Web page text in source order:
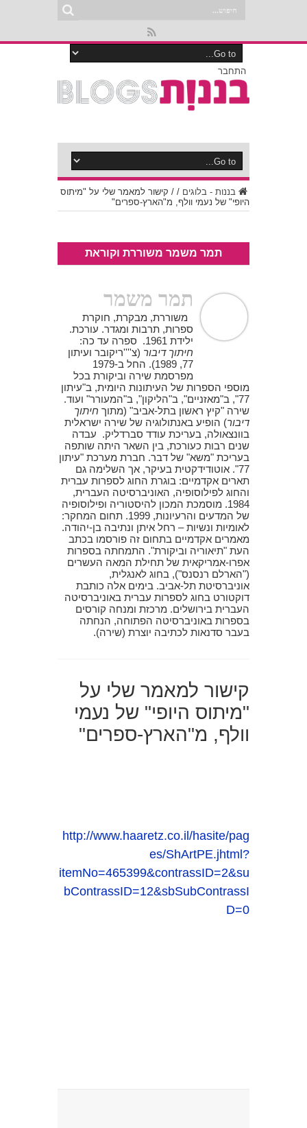
התחבר
בננות - בלוגים /
/ קישור למאמר שלי על "מיתוס
היופי" של נעמי וולף, מ"הארץ-ספרים"
תמר משמר משוררת וקוראת
תמר משמר
משוררת, מבקרת, חוקרת
ספרות, תרבות ומגדר. עורכת.
ילידת 1961. ספרה עד כה:
חיתוך דיבור (צ''''ריקובר ועיתון
77, 1989). החל ב-1979
מפרסמת שירה וביקורת בכל
מוספי הספרות של העיתונות היומית, ב"עיתון
77", ב"מאזניים", ב"הליקון", ב"המעורר" ועוד.
שירה "קיץ ראשון בתל-אביב" (מתוך חיתוך
דיבור) הופיע באנתולוגיה של שירה ישראלית
בוונצאולה, בעריכת עודד סברדליק. עבדה
שנים רבות כעורכת, בין השאר היתה שותפה
בעריכת "משא" של דבר. חברת מערכת "עיתון
77". אוטודידקטית בעיקר, אך השלימה גם
תארים אקדמיים: בוגרת החוג לספרות עברית
והחוג לפילוסופיה, האוניברסיטה העברית,
1984. מוסמכת המכון להיסטוריה ופילוסופיה
של המדעים והרעיונות, 1999. תחום המחקר:
לאומיות ונשיות – רחל איתן ונתיבה בן-יהודה.
מאמרים אקדמיים בתחום זה פורסמו בכתב
העת "תיאוריה וביקורת". התמחתה בספרות
אפרו-אמריקאית של תחילת המאה העשרים
("הארלם רנסנס"), בחוג לאנגלית,
אוניברסיטת תל-אביב. בימים אלה כותבת
דוקטורט בחוג לספרות עברית באוניברסיטה
העברית בירושלים. מרכזת ומנחה קורסים
בספרות באוניברסיטה הפתוחה, הנחתה
בעבר סדנאות לכתיבה יוצרת (שירה).
קישור למאמר שלי על
"מיתוס היופי" של נעמי
וולף, מ"הארץ-ספרים"
http://www.haaretz.co.il/hasite/pag
es/ShArtPE.jhtml?
itemNo=465399&contrassID=2&su
bContrassID=12&sbSubContrassI
D=0